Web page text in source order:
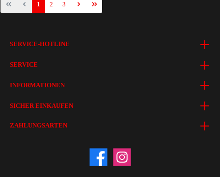
1 2 3
SERVICE-HOTLINE
SERVICE
INFORMATIONEN
SICHER EINKAUFEN
ZAHLUNGSARTEN